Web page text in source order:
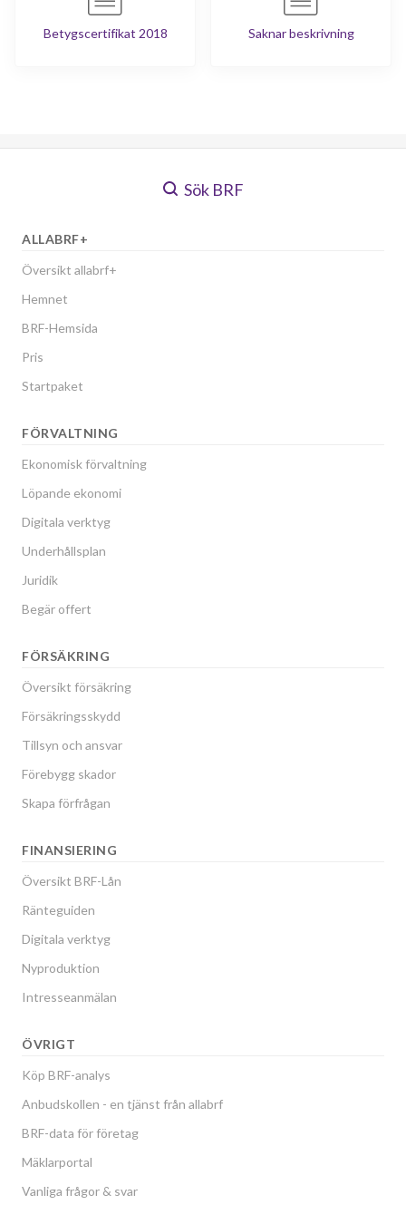
Betygscertifikat 2018 Saknar beskrivning
Sök BRF
ALLABRF+
Översikt allabrf+
Hemnet
BRF-Hemsida
Pris
Startpaket
FÖRVALTNING
Ekonomisk förvaltning
Löpande ekonomi
Digitala verktyg
Underhållsplan
Juridik
Begär offert
FÖRSÄKRING
Översikt försäkring
Försäkringsskydd
Tillsyn och ansvar
Förebygg skador
Skapa förfrågan
FINANSIERING
Översikt BRF-Lån
Ränteguiden
Digitala verktyg
Nyproduktion
Intresseanmälan
ÖVRIGT
Köp BRF-analys
Anbudskollen - en tjänst från allabrf
BRF-data för företag
Mäklarportal
Vanliga frågor & svar